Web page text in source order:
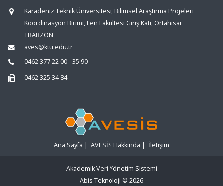
Karadeniz Teknik Üniversitesi, Bilimsel Araştırma Projeleri
Koordinasyon Birimi, Fen Fakültesi Giriş Katı, Ortahisar
TRABZON
aves@ktu.edu.tr
0462 377 22 00 - 35 90
0462 325 34 84
Ana Sayfa | AVESİS Hakkında | İletişim
Akademik Veri Yönetim Sistemi
Abis Teknoloji © 2026